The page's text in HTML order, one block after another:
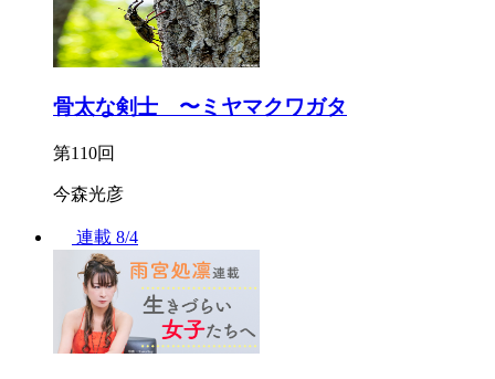
骨太な剣士 〜ミヤマクワガタ
第110回
今森光彦
連載 8/4